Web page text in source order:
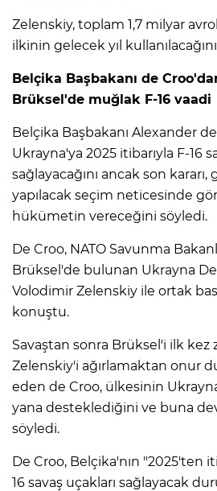
Zelenskiy, toplam 1,7 milyar
ilkinin gelecek yıl
Belçika Başbakanı de
Brüksel'de muğlak F-16 vaadi
Belçika Başbakanı Alexander
Ukrayna'ya 2025 itibarıyla F-16
sağlayacağını ancak son
yapılacak seçim neticesinde
hükümetin vereceğini söyledi.
De Croo, NATO Savunma
Brüksel'de bulunan Ukrayna
Volodimir Zelenskiy ile ortak
konuştu.
Savaştan sonra Brüksel'i ilk kez
Zelenskiy'i ağırlamaktan onur
eden de Croo, ülkesinin
yana desteklediğini ve buna
söyledi.
De Croo, Belçika'nın "2025'ten
16 savaş uçakları sağlayacak